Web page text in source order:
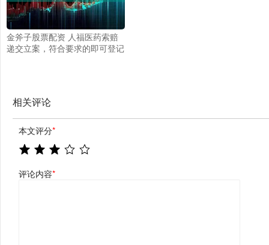
金斧子股票配资 人福医药索赔
递交立案，符合要求的即可登记
相关评论
本文评分*
评论内容*